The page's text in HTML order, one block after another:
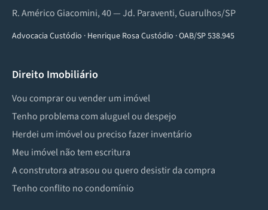
R. Américo Giacomini, 40 — Jd. Paraventi, Guarulhos/SP
Advocacia Custódio · Henrique Rosa Custódio ·OAB/SP 538.945
Direito Imobiliário
Vou comprar ou vender um imóvel
Tenho problema com aluguel ou despejo
Herdei um imóvel ou preciso fazer inventário
Meu imóvel não tem escritura
A construtora atrasou ou quero desistir da compra
Tenho conflito no condomínio